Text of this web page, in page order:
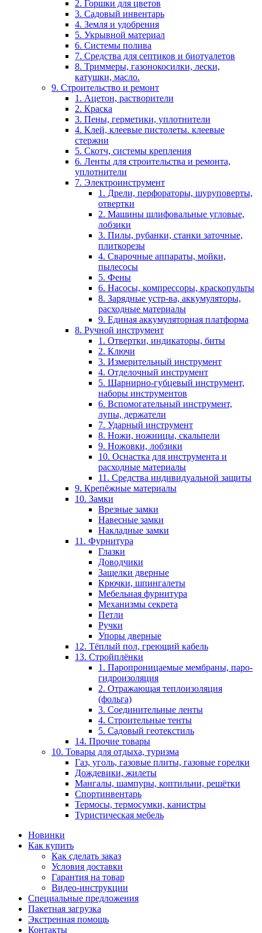
2. Горшки для цветов
3. Садовый инвентарь
4. Земля и удобрения
5. Укрывной материал
6. Системы полива
7. Средства для септиков и биотуалетов
8. Триммеры, газонокосилки, лески,
катушки, масло.
9. Строительство и ремонт
1. Ацетон, растворители
2. Краска
3. Пены, герметики, уплотнители
4. Клей, клеевые пистолеты. клеевые
стержни
5. Скотч, системы крепления
6. Ленты для строительства и ремонта,
уплотнители
7. Электроинструмент
1. Дрели, перфораторы, шуруповерты,
отвертки
2. Машины шлифовальные угловые,
лобзики
3. Пилы, рубанки, станки заточные,
плиткорезы
4. Сварочные аппараты, мойки,
пылесосы
5. Фены
6. Насосы, компрессоры, краскопульты
8. Зарядные устр-ва, аккумуляторы,
расходные материалы
9. Единая аккумуляторная платформа
8. Ручной инструмент
1. Отвертки, индикаторы, биты
2. Ключи
3. Измерительный инструмент
4. Отделочный инструмент
5. Шарнирно-губцевый инструмент,
наборы инструментов
6. Вспомогательный инструмент,
лупы, держатели
7. Ударный инструмент
8. Ножи, ножницы, скальпели
9. Ножовки, лобзики
10. Оснастка для инструмента и
расходные материалы
11. Средства индивидуальной защиты
9. Крепёжные материалы
10. Замки
Врезные замки
Навесные замки
Накладные замки
11. Фурнитура
Глазки
Доводчики
Защелки дверные
Крючки, шпингалеты
Мебельная фурнитура
Механизмы секрета
Петли
Ручки
Упоры дверные
12. Тёплый пол, греющий кабель
13. Стройплёнки
1. Паропроницаемые мембраны, паро-
гидроизоляция
2. Отражающая теплоизоляция
(фольга)
3. Соединительные ленты
4. Строительные тенты
5. Садовый геотекстиль
14. Прочие товары
10. Товары для отдыха, туризма
Газ, уголь, газовые плиты, газовые горелки
Дождевики, жилеты
Мангалы, шампуры, коптильни, решётки
Спортинвентарь
Термосы, термосумки, канистры
Туристическая мебель
Новинки
Как купить
Как сделать заказ
Условия доставки
Гарантия на товар
Видео-инструкции
Специальные предложения
Пакетная загрузка
Экстренная помощь
Контакты